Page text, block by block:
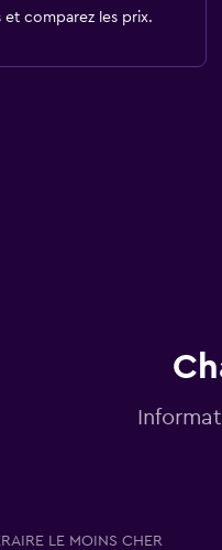
et comparez les prix.
LE MOINS CHER